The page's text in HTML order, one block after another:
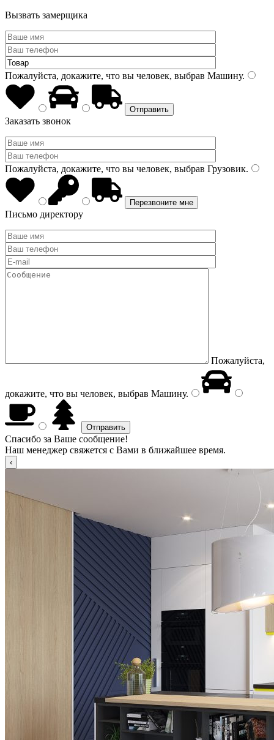
Вызвать замерщика
Пожалуйста, докажите, что вы человек, выбрав Машину.
Заказать звонок
Пожалуйста, докажите, что вы человек, выбрав Грузовик.
Письмо директору
Пожалуйста,
докажите, что вы человек, выбрав Машину.
Спасибо за Ваше сообщение!
Наш менеджер свяжется с Вами в ближайшее время.